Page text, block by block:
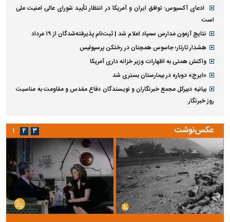
ادعای آکسیوس: توافق ایران و آمریکا در انتظار تأیید شورای عالی امنیت ملی
است
نتایج آزمون مدارس سمپاد اعلام شد | ثبت‌نام پذیرفته‌شدگان از ۱۹ مرداد
هشدار تارتار؛ جاسوس همچنان در رختکن پرسپولیس
واکنش همتی به اظهارات وزیر خزانه داری آمریکا
«ایرج» دوباره در بیمارستان بستری شد
بیانیه دبیرکل مجمع خبرنگاران و نویسندگان دفاع مقدس و مقاومت به مناسبت
روز خبرنگار
عکس‌نوشت ۱ ۲ ۳